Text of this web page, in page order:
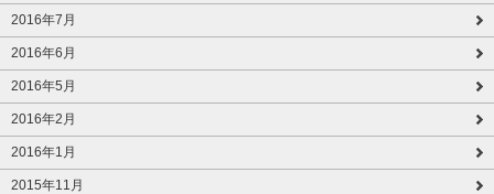
2016年7月
2016年6月
2016年5月
2016年2月
2016年1月
2015年11月